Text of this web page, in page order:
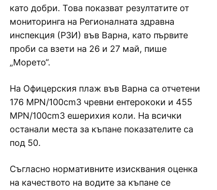
като добри. Това показват резултатите от
мониторинга на Регионалната здравна
инспекция (РЗИ) във Варна, като първите
проби са взети на 26 и 27 май, пише
„Морето“.
На Офицерския плаж във Варна са отчетени
176 MPN/100cm3 чревни ентерококи и 455
MPN/100cm3 ешерихия коли. На всички
останали места за къпане показателите са
под 50.
Съгласно нормативните изисквания оценка
на качеството на водите за къпане се